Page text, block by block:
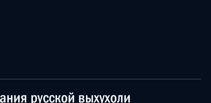
русской выхухоли